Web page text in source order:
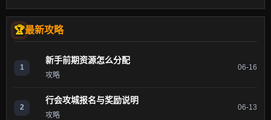
最新攻略
1
新手前期资源怎么分配
攻略
06-16
2
行会攻城报名与奖励说明
攻略
06-13